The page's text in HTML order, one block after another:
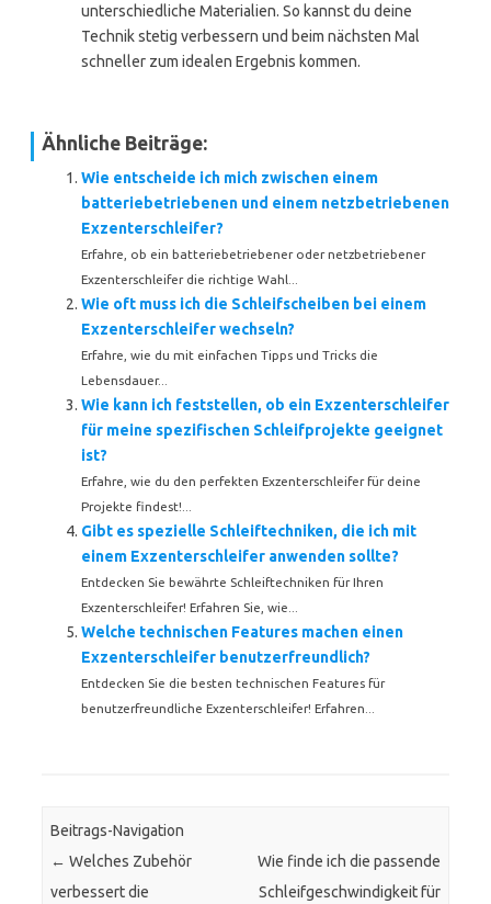
unterschiedliche Materialien. So kannst du deine
Technik stetig verbessern und beim nächsten Mal
schneller zum idealen Ergebnis kommen.
Ähnliche Beiträge:
Wie entscheide ich mich zwischen einem
batteriebetriebenen und einem netzbetriebenen
Exzenterschleifer?
Erfahre, ob ein batteriebetriebener oder netzbetriebener
Exzenterschleifer die richtige Wahl...
Wie oft muss ich die Schleifscheiben bei einem
Exzenterschleifer wechseln?
Erfahre, wie du mit einfachen Tipps und Tricks die
Lebensdauer...
Wie kann ich feststellen, ob ein Exzenterschleifer
für meine spezifischen Schleifprojekte geeignet
ist?
Erfahre, wie du den perfekten Exzenterschleifer für deine
Projekte findest!...
Gibt es spezielle Schleiftechniken, die ich mit
einem Exzenterschleifer anwenden sollte?
Entdecken Sie bewährte Schleiftechniken für Ihren
Exzenterschleifer! Erfahren Sie, wie...
Welche technischen Features machen einen
Exzenterschleifer benutzerfreundlich?
Entdecken Sie die besten technischen Features für
benutzerfreundliche Exzenterschleifer! Erfahren...
Beitrags-Navigation
← Welches Zubehör
verbessert die
Wie finde ich die passende
Schleifgeschwindigkeit für